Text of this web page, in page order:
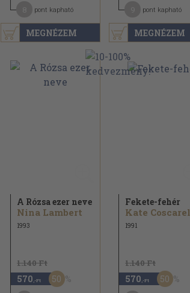
MEGNÉZEM
pont kapható
MEGNÉZEM
pont kapható
A Rózsa ezer neve
Nina Lambert
1993
1.140 Ft
570 ,-Ft 50
Fekete-fehér
Kate
1991
1.140 Ft
570 ,-Ft 50